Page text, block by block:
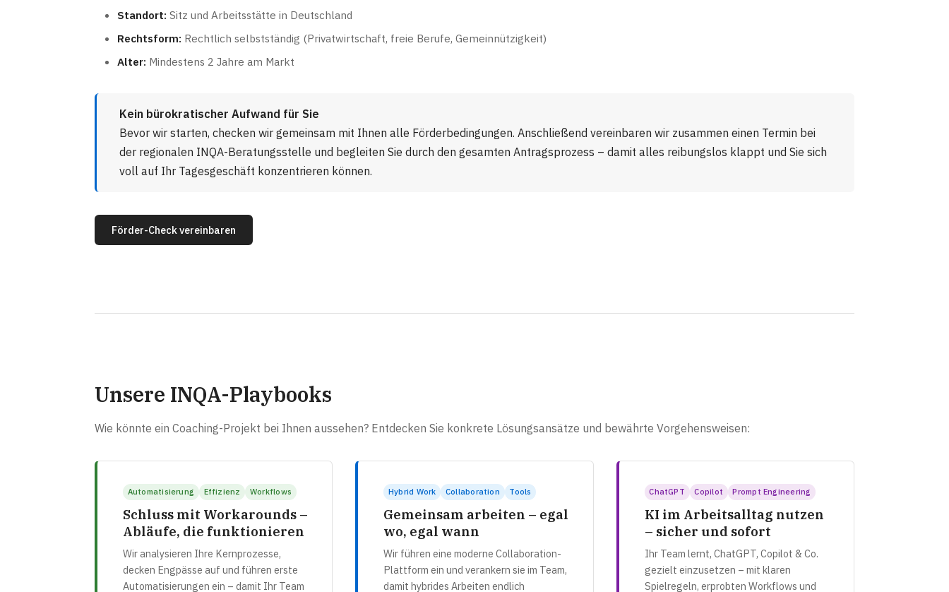
Standort: Sitz und Arbeitsstätte in Deutschland
Rechtsform: Rechtlich selbstständig (Privatwirtschaft, freie Berufe, Gemeinnützigkeit)
Alter: Mindestens 2 Jahre am Markt
Kein bürokratischer Aufwand für Sie
Bevor wir starten, checken wir gemeinsam mit Ihnen alle Förderbedingungen. Anschließend vereinbaren wir zusammen einen Termin bei
der regionalen INQA-Beratungsstelle und begleiten Sie durch den gesamten Antragsprozess – damit alles reibungslos klappt und Sie sich
voll auf Ihr Tagesgeschäft konzentrieren können.
Förder-Check vereinbaren
Unsere INQA-Playbooks
Wie könnte ein Coaching-Projekt bei Ihnen aussehen? Entdecken Sie konkrete Lösungsansätze und bewährte Vorgehensweisen:
Automatisierung Effizienz Workflows
Schluss mit Workarounds –
Abläufe, die funktionieren
Wir analysieren Ihre Kernprozesse,
decken Engpässe auf und führen erste
Automatisierungen ein – damit Ihr Team
Hybrid Work Collaboration Tools
Gemeinsam arbeiten – egal
wo, egal wann
Wir führen eine moderne Collaboration-
Plattform ein und verankern sie im Team,
damit hybrides Arbeiten endlich
ChatGPT Copilot Prompt Engineering
KI im Arbeitsalltag nutzen
– sicher und sofort
Ihr Team lernt, ChatGPT, Copilot & Co.
gezielt einzusetzen – mit klaren
Spielregeln, erprobten Workflows und